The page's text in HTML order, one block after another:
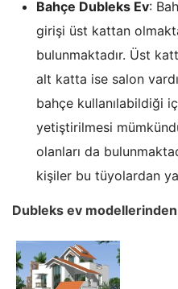
Bahçe Dubleks Ev:
girişi üst kattan
bulunmaktadır. Üst
alt katta ise salon
bahçe kullanılabildiği
yetiştirilmesi
olanları da
kişiler bu tüyolardan
Dubleks ev